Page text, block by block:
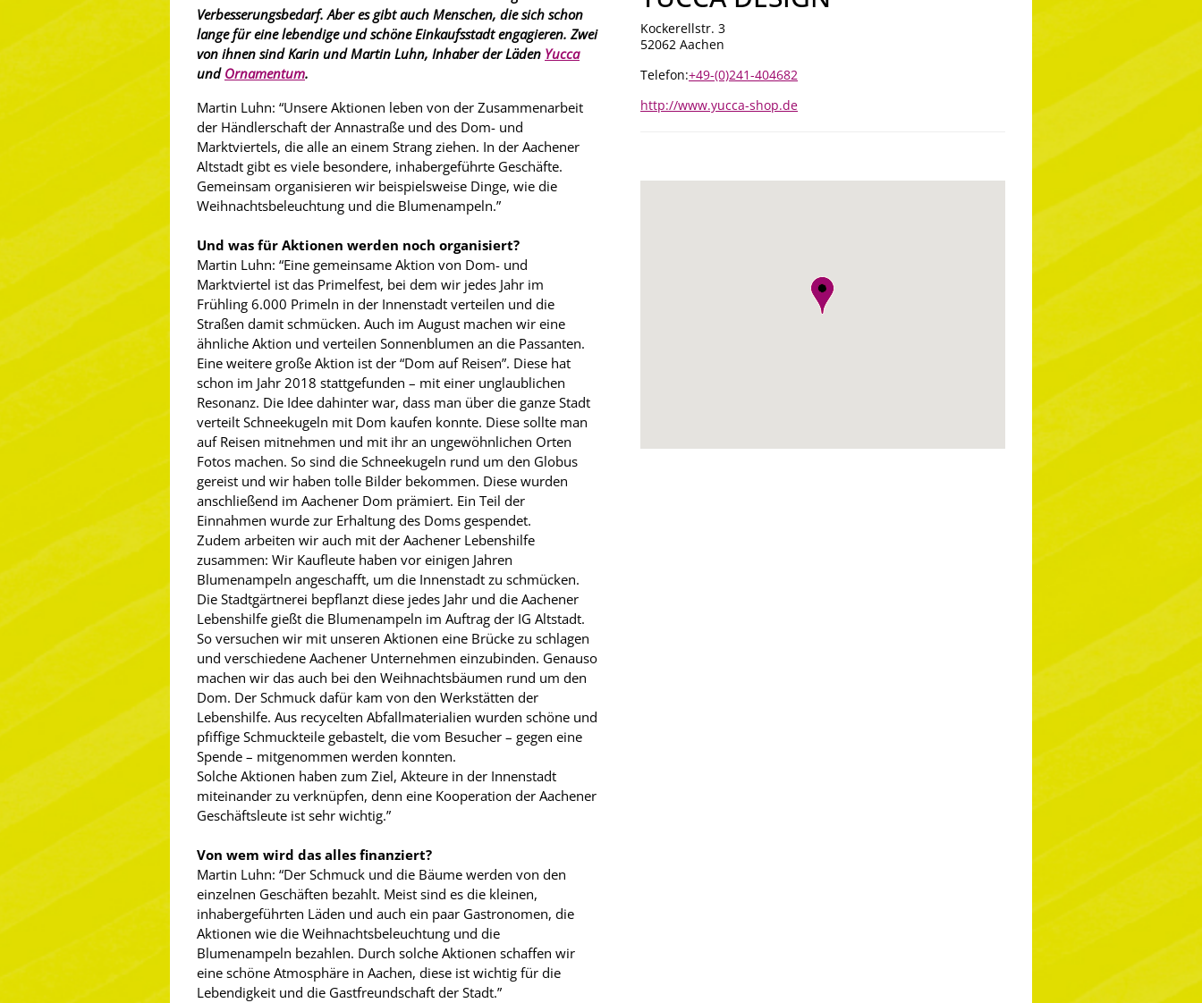
Verbesserungsbedarf. Aber es gibt auch Menschen, die sich schon
lange für eine lebendige und schöne Einkaufsstadt engagieren. Zwei
von ihnen sind Karin und Martin Luhn, Inhaber der Läden Yucca
und Ornamentum.
Martin Luhn: “Unsere Aktionen leben von der Zusammenarbeit
der Händlerschaft der Annastraße und des Dom- und
Marktviertels, die alle an einem Strang ziehen. In der Aachener
Altstadt gibt es viele besondere, inhabergeführte Geschäfte.
Gemeinsam organisieren wir beispielsweise Dinge, wie die
Weihnachtsbeleuchtung und die Blumenampeln.”
Und was für Aktionen werden noch organisiert?
Martin Luhn: “Eine gemeinsame Aktion von Dom- und
Marktviertel ist das Primelfest, bei dem wir jedes Jahr im
Frühling 6.000 Primeln in der Innenstadt verteilen und die
Straßen damit schmücken. Auch im August machen wir eine
ähnliche Aktion und verteilen Sonnenblumen an die Passanten.
Eine weitere große Aktion ist der “Dom auf Reisen”. Diese hat
schon im Jahr 2018 stattgefunden – mit einer unglaublichen
Resonanz. Die Idee dahinter war, dass man über die ganze Stadt
verteilt Schneekugeln mit Dom kaufen konnte. Diese sollte man
auf Reisen mitnehmen und mit ihr an ungewöhnlichen Orten
Fotos machen. So sind die Schneekugeln rund um den Globus
gereist und wir haben tolle Bilder bekommen. Diese wurden
anschließend im Aachener Dom prämiert. Ein Teil der
Einnahmen wurde zur Erhaltung des Doms gespendet.
Zudem arbeiten wir auch mit der Aachener Lebenshilfe
zusammen: Wir Kaufleute haben vor einigen Jahren
Blumenampeln angeschafft, um die Innenstadt zu schmücken.
Die Stadtgärtnerei bepflanzt diese jedes Jahr und die Aachener
Lebenshilfe gießt die Blumenampeln im Auftrag der IG Altstadt.
So versuchen wir mit unseren Aktionen eine Brücke zu schlagen
und verschiedene Aachener Unternehmen einzubinden. Genauso
machen wir das auch bei den Weihnachtsbäumen rund um den
Dom. Der Schmuck dafür kam von den Werkstätten der
Lebenshilfe. Aus recycelten Abfallmaterialien wurden schöne und
pfiffige Schmuckteile gebastelt, die vom Besucher – gegen eine
Spende – mitgenommen werden konnten.
Solche Aktionen haben zum Ziel, Akteure in der Innenstadt
miteinander zu verknüpfen, denn eine Kooperation der Aachener
Geschäftsleute ist sehr wichtig.”
Von wem wird das alles finanziert?
Martin Luhn: “Der Schmuck und die Bäume werden von den
einzelnen Geschäften bezahlt. Meist sind es die kleinen,
inhabergeführten Läden und auch ein paar Gastronomen, die
Aktionen wie die Weihnachtsbeleuchtung und die
Blumenampeln bezahlen. Durch solche Aktionen schaffen wir
eine schöne Atmosphäre in Aachen, diese ist wichtig für die
Lebendigkeit und die Gastfreundschaft der Stadt.”
Kockerellstr. 3
52062 Aachen
Telefon:+49-(0)241-404682
http://www.yucca-shop.de